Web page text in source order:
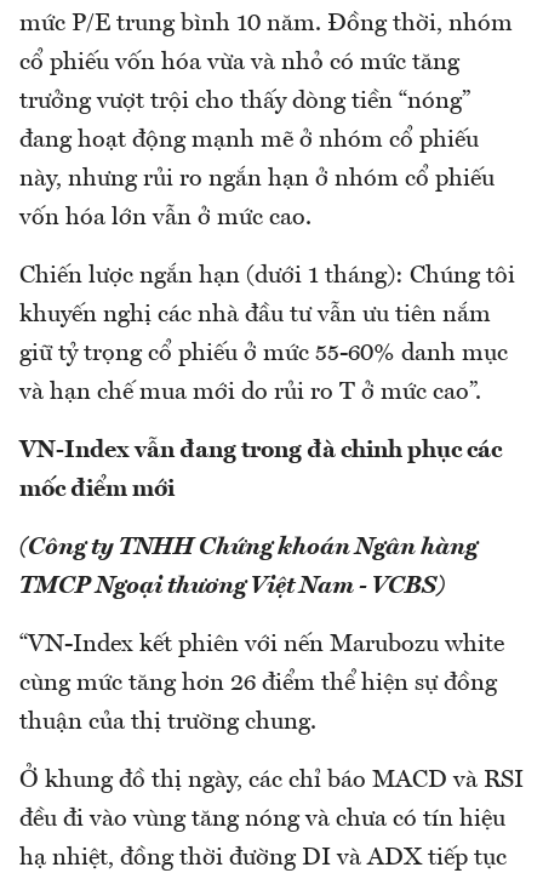
mức P/E trung bình 10 năm. Đồng thời, nhóm
cổ phiếu vốn hóa vừa và nhỏ có mức tăng
trưởng vượt trội cho thấy dòng tiền “nóng”
đang hoạt động mạnh mẽ ở nhóm cổ phiếu
này, nhưng rủi ro ngắn hạn ở nhóm cổ phiếu
vốn hóa lớn vẫn ở mức cao.
Chiến lược ngắn hạn (dưới 1 tháng): Chúng tôi
khuyến nghị các nhà đầu tư vẫn ưu tiên nắm
giữ tỷ trọng cổ phiếu ở mức 55-60% danh mục
và hạn chế mua mới do rủi ro T ở mức cao”.
VN-Index vẫn đang trong đà chinh phục các
mốc điểm mới
(Công ty TNHH Chứng khoán Ngân hàng
TMCP Ngoại thương Việt Nam - VCBS)
“VN-Index kết phiên với nến Marubozu white
cùng mức tăng hơn 26 điểm thể hiện sự đồng
thuận của thị trường chung.
Ở khung đồ thị ngày, các chỉ báo MACD và RSI
đều đi vào vùng tăng nóng và chưa có tín hiệu
hạ nhiệt, đồng thời đường DI và ADX tiếp tục